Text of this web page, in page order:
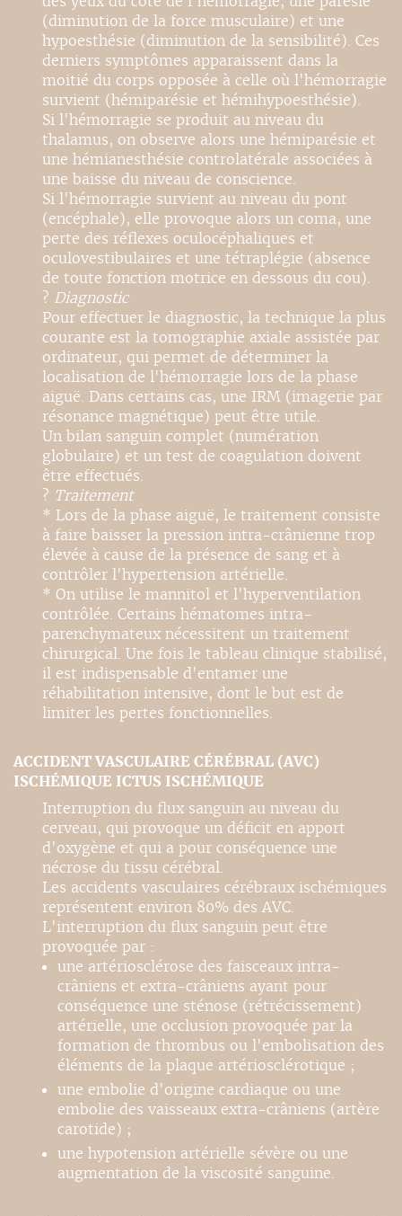
(diminution de la force musculaire) et une
hypoesthésie (diminution de la sensibilité). Ces
derniers symptômes apparaissent dans la
moitié du corps opposée à celle où l'hémorragie
survient (hémiparésie et hémihypoesthésie).
Si l'hémorragie se produit au niveau du
thalamus, on observe alors une hémiparésie et
une hémianesthésie controlatérale associées à
une baisse du niveau de conscience.
Si l'hémorragie survient au niveau du pont
(encéphale), elle provoque alors un coma, une
perte des réflexes oculocéphaliques et
oculovestibulaires et une tétraplégie (absence
de toute fonction motrice en dessous du cou).
? Diagnostic
Pour effectuer le diagnostic, la technique la plus
courante est la tomographie axiale assistée par
ordinateur, qui permet de déterminer la
localisation de l'hémorragie lors de la phase
aiguë. Dans certains cas, une IRM (imagerie par
résonance magnétique) peut être utile.
Un bilan sanguin complet (numération
globulaire) et un test de coagulation doivent
être effectués.
? Traitement
* Lors de la phase aiguë, le traitement consiste
à faire baisser la pression intra-crânienne trop
élevée à cause de la présence de sang et à
contrôler l'hypertension artérielle.
* On utilise le mannitol et l'hyperventilation
contrôlée. Certains hématomes intra-
parenchymateux nécessitent un traitement
chirurgical. Une fois le tableau clinique stabilisé,
il est indispensable d'entamer une
réhabilitation intensive, dont le but est de
limiter les pertes fonctionnelles.
ACCIDENT VASCULAIRE CÉRÉBRAL (AVC)
ISCHÉMIQUE ICTUS ISCHÉMIQUE
Interruption du flux sanguin au niveau du
cerveau, qui provoque un déficit en apport
d'oxygène et qui a pour conséquence une
nécrose du tissu cérébral.
Les accidents vasculaires cérébraux ischémiques
représentent environ 80% des AVC.
L'interruption du flux sanguin peut être
provoquée par :
une artériosclérose des faisceaux intra-
crâniens et extra-crâniens ayant pour
conséquence une sténose (rétrécissement)
artérielle, une occlusion provoquée par la
formation de thrombus ou l'embolisation des
éléments de la plaque artériosclérotique ;
une embolie d'origine cardiaque ou une
embolie des vaisseaux extra-crâniens (artère
carotide) ;
une hypotension artérielle sévère ou une
augmentation de la viscosité sanguine.